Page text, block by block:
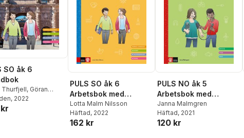
SO åk 6
Thurfjell, Göran
,Per Lindberg
Abrahamsson
, 2022
PULS SO åk 6
Arbetsbok med
elevwebb
Lotta Malm Nilsson
Häftad, 2022
162 kr
PULS NO åk 5
Arbetsbok med
elevwebb
Janna Malmgren
Häftad, 2021
120 kr